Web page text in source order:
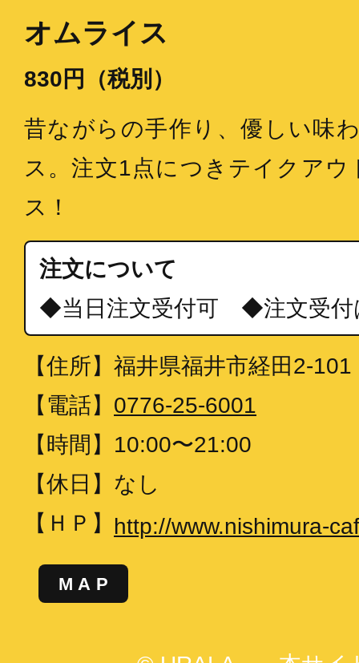
オムライス
830円（税別）
昔ながらの手作り、優しい味
ス。注文1点につきテイクアウ
ス！
注文について
◆当日注文受付可 ◆注文受付
【住所】 福井県福井市経田2-101
【電話】 0776-25-6001
【時間】 10:00〜21:00
【休日】 なし
【ＨＰ】 http://www.nishimura-
MAP